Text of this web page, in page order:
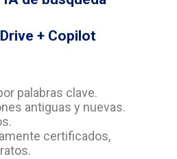
+ Copilot
palabras clave.
antiguas y nuevas.
certificados,